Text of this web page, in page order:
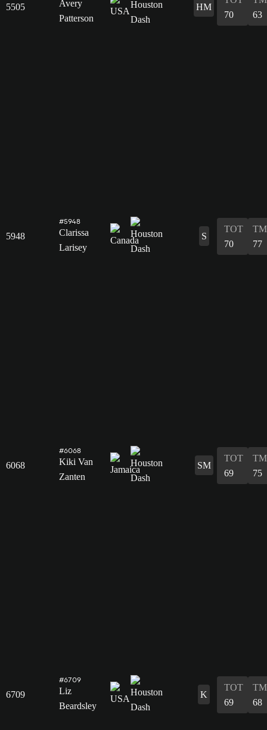
5505
Avery
Patterson
HM
70
63
5948
#5948
Clarissa
Larisey
S
TOT
70
77
6068
#6068
Kiki Van
Zanten
SM
TOT
69
75
6709
#6709
Liz
Beardsley
K
TOT
69
68